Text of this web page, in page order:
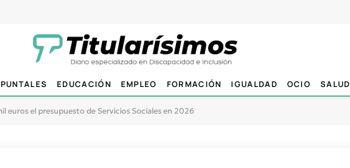
PUNTALES EDUCACIÓN EMPLEO FORMACIÓN IGUALDAD OCIO SALUD
euros el presupuesto de Servicios Sociales en 2026